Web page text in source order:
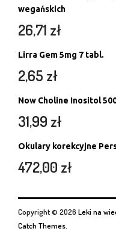
wegańskich
26,71 zł
Lirra Gem 5mg 7 tabl.
2,65 zł
Now Choline Inositol
31,99 zł
Okulary korekcyjne
472,00 zł
Copyright © 2026 Leki na
Catch Themes